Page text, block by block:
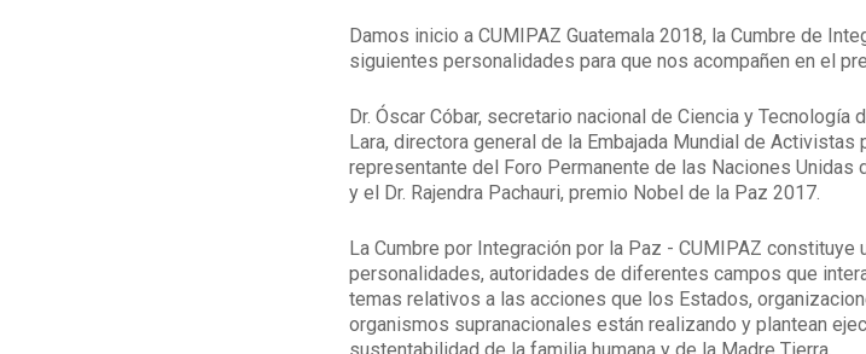
Damos inicio a CUMIPAZ Guatemala 2018, la Cumbre de
siguientes personalidades para que nos acompañen en el
Dr. Óscar Cóbar, secretario nacional de Ciencia y Tecnología
Lara, directora general de la Embajada Mundial de Activistas
representante del Foro Permanente de las Naciones
y el Dr. Rajendra Pachauri, premio Nobel de la Paz 2017.
La Cumbre por Integración por la Paz - CUMIPAZ constituye
personalidades, autoridades de diferentes campos que
temas relativos a las acciones que los Estados,
organismos supranacionales están realizando y plantean